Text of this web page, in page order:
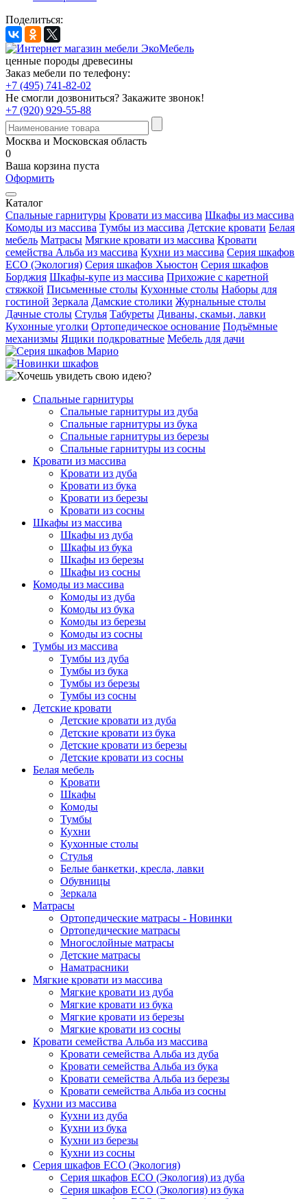
Поделиться:
ценные породы древесины
Заказ мебели по телефону:
+7 (495) 741-82-02
Не смогли дозвониться? Закажите звонок!
+7 (920) 929-55-88
Москва и Московская область
0
Ваша корзина пуста
Оформить
Каталог
Спальные гарнитуры Кровати из массива Шкафы из массива
Комоды из массива Тумбы из массива Детские кровати Белая
мебель Матрасы Мягкие кровати из массива Кровати
семейства Альба из массива Кухни из массива Серия шкафов
ECO (Экология) Серия шкафов Хьюстон Серия шкафов
Борджия Шкафы-купе из массива Прихожие с каретной
стяжкой Письменные столы Кухонные столы Наборы для
гостиной Зеркала Дамские столики Журнальные столы
Дачные столы Стулья Табуреты Диваны, скамьи, лавки
Кухонные уголки Ортопедическое основание Подъёмные
механизмы Ящики подкроватные Мебель для дачи
Спальные гарнитуры
Спальные гарнитуры из дуба
Спальные гарнитуры из бука
Спальные гарнитуры из березы
Спальные гарнитуры из сосны
Кровати из массива
Кровати из дуба
Кровати из бука
Кровати из березы
Кровати из сосны
Шкафы из массива
Шкафы из дуба
Шкафы из бука
Шкафы из березы
Шкафы из сосны
Комоды из массива
Комоды из дуба
Комоды из бука
Комоды из березы
Комоды из сосны
Тумбы из массива
Тумбы из дуба
Тумбы из бука
Тумбы из березы
Тумбы из сосны
Детские кровати
Детские кровати из дуба
Детские кровати из бука
Детские кровати из березы
Детские кровати из сосны
Белая мебель
Кровати
Шкафы
Комоды
Тумбы
Кухни
Кухонные столы
Стулья
Белые банкетки, кресла, лавки
Обувницы
Зеркала
Матрасы
Ортопедические матрасы - Новинки
Ортопедические матрасы
Многослойные матрасы
Детские матрасы
Наматрасники
Мягкие кровати из массива
Мягкие кровати из дуба
Мягкие кровати из бука
Мягкие кровати из березы
Мягкие кровати из сосны
Кровати семейства Альба из массива
Кровати семейства Альба из дуба
Кровати семейства Альба из бука
Кровати семейства Альба из березы
Кровати семейства Альба из сосны
Кухни из массива
Кухни из дуба
Кухни из бука
Кухни из березы
Кухни из сосны
Серия шкафов ECO (Экология)
Серия шкафов ECO (Экология) из дуба
Серия шкафов ECO (Экология) из бука